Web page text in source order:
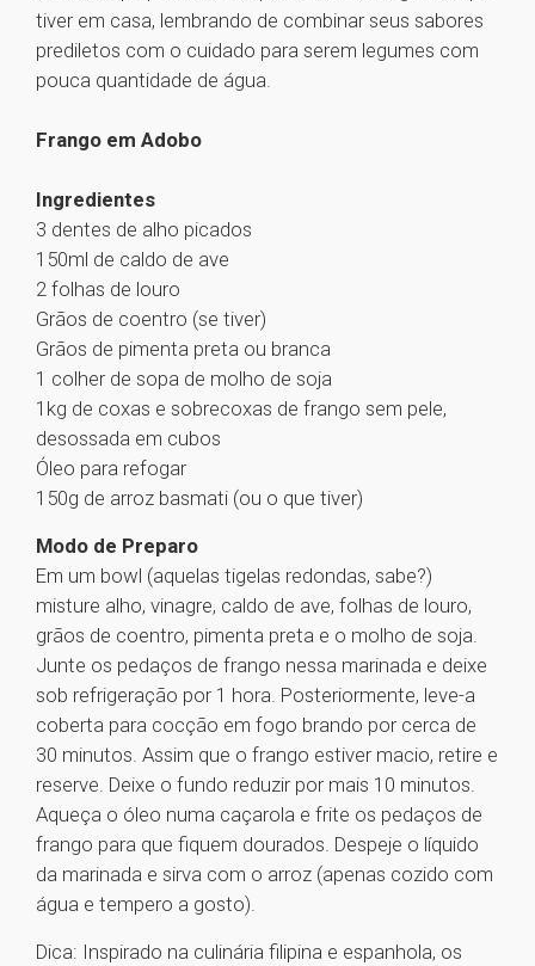
tiver em casa, lembrando de combinar seus sabores
prediletos com o cuidado para serem legumes com
pouca quantidade de água.
Frango em Adobo
Ingredientes
3 dentes de alho picados
150ml de caldo de ave
2 folhas de louro
Grãos de coentro (se tiver)
Grãos de pimenta preta ou branca
1 colher de sopa de molho de soja
1kg de coxas e sobrecoxas de frango sem pele,
desossada em cubos
Óleo para refogar
150g de arroz basmati (ou o que tiver)
Modo de Preparo
Em um bowl (aquelas tigelas redondas, sabe?)
misture alho, vinagre, caldo de ave, folhas de louro,
grãos de coentro, pimenta preta e o molho de soja.
Junte os pedaços de frango nessa marinada e deixe
sob refrigeração por 1 hora. Posteriormente, leve-a
coberta para cocção em fogo brando por cerca de
30 minutos. Assim que o frango estiver macio, retire e
reserve. Deixe o fundo reduzir por mais 10 minutos.
Aqueça o óleo numa caçarola e frite os pedaços de
frango para que fiquem dourados. Despeje o líquido
da marinada e sirva com o arroz (apenas cozido com
água e tempero a gosto).
Dica: Inspirado na culinária filipina e espanhola, os